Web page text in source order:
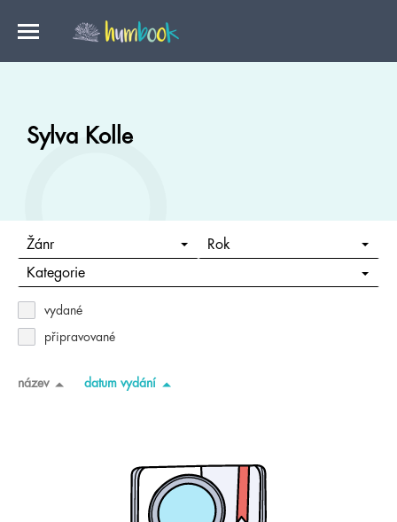
Sylva Kolle
Žánr Rok
Kategorie
vydané
připravované
název datum vydání